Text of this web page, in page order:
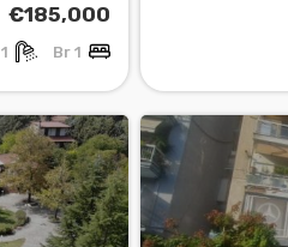
€185,000
1 Br
1 Ba